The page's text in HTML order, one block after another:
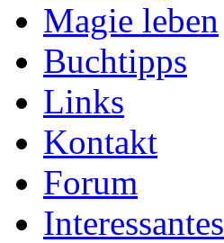
Magie leben
Buchtipps
Links
Kontakt
Forum
Interessantes